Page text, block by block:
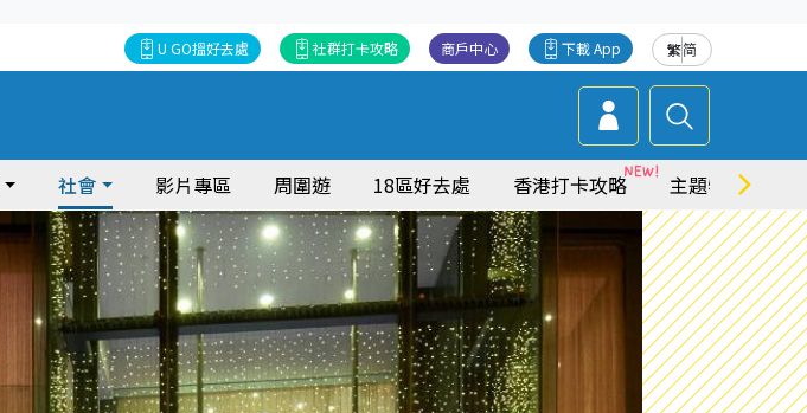
繁简
下載 App
商戶中心
社群打卡攻略
U GO搵好去處
社會 影片專區 周圍遊 18區好去處 香港打卡攻略 主題特集